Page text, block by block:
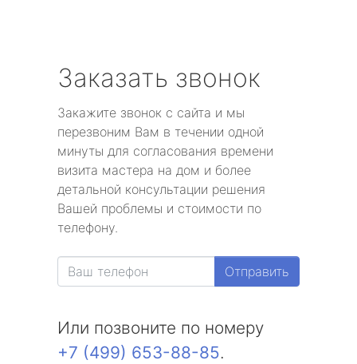
Заказать звонок
Закажите звонок с сайта и мы
перезвоним Вам в течении одной
минуты для согласования времени
визита мастера на дом и более
детальной консультации решения
Вашей проблемы и стоимости по
телефону.
Отправить
Или позвоните по номеру
+7 (499) 653-88-85.